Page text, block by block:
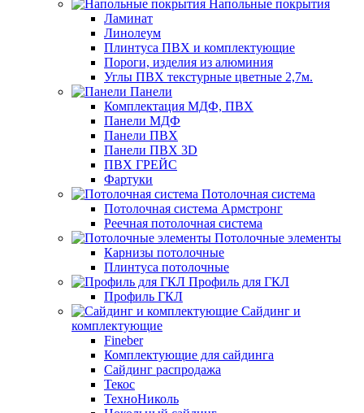
Напольные покрытия
Ламинат
Линолеум
Плинтуса ПВХ и комплектующие
Пороги, изделия из алюминия
Углы ПВХ текстурные цветные 2,7м.
Панели
Комплектация МДФ, ПВХ
Панели МДФ
Панели ПВХ
Панели ПВХ 3D
ПВХ ГРЕЙС
Фартуки
Потолочная система
Потолочная система Армстронг
Реечная потолочная система
Потолочные элементы
Карнизы потолочные
Плинтуса потолочные
Профиль для ГКЛ
Профиль ГКЛ
Сайдинг и
комплектующие
Fineber
Комплектующие для сайдинга
Сайдинг распродажа
Текос
ТехноНиколь